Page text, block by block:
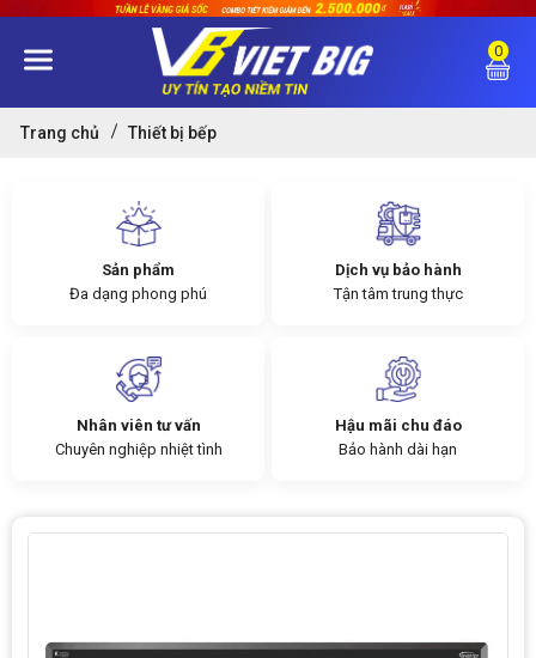
0
Trang chủ Thiết bị bếp
Sản phẩm
Đa dạng phong phú
Dịch vụ bảo hành
Tận tâm trung thực
Nhân viên tư vấn
Chuyên nghiệp nhiệt tình
Hậu mãi chu đáo
Bảo hành dài hạn